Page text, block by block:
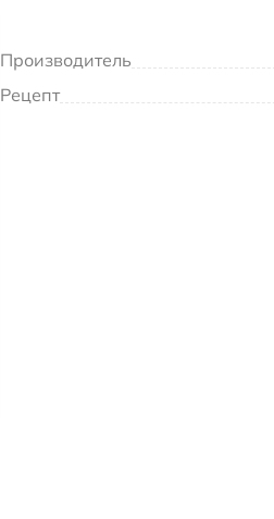
Производитель
Рецепт